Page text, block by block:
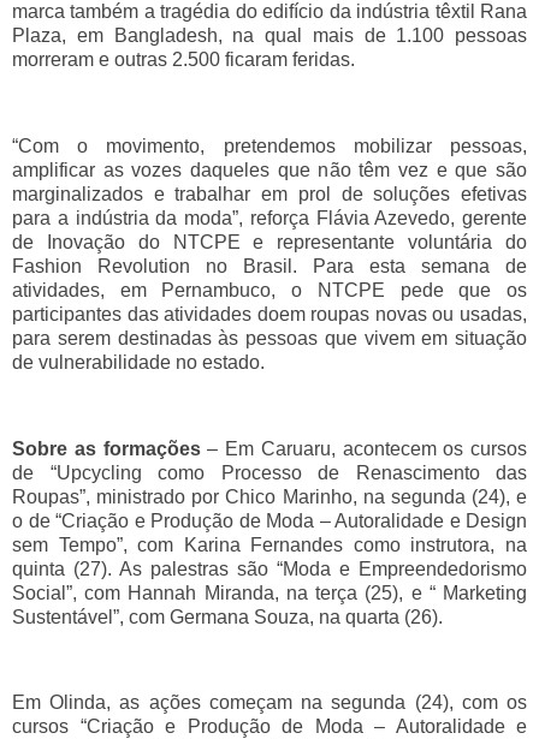
marca também a tragédia do edifício da indústria têxtil Rana
Plaza, em Bangladesh, na qual mais de 1.100 pessoas
morreram e outras 2.500 ficaram feridas.
“Com o movimento, pretendemos mobilizar pessoas,
amplificar as vozes daqueles que não têm vez e que são
marginalizados e trabalhar em prol de soluções efetivas
para a indústria da moda”, reforça Flávia Azevedo, gerente
de Inovação do NTCPE e representante voluntária do
Fashion Revolution no Brasil. Para esta semana de
atividades, em Pernambuco, o NTCPE pede que os
participantes das atividades doem roupas novas ou usadas,
para serem destinadas às pessoas que vivem em situação
de vulnerabilidade no estado.
Sobre as formações– Em Caruaru, acontecem os cursos
de “Upcycling como Processo de Renascimento das
Roupas”, ministrado por Chico Marinho, na segunda (24), e
o de “Criação e Produção de Moda – Autoralidade e Design
sem Tempo”, com Karina Fernandes como instrutora, na
quinta (27). As palestras são “Moda e Empreendedorismo
Social”, com Hannah Miranda, na terça (25), e “ Marketing
Sustentável”, com Germana Souza, na quarta (26).
Em Olinda, as ações começam na segunda (24), com os
cursos “Criação e Produção de Moda – Autoralidade e